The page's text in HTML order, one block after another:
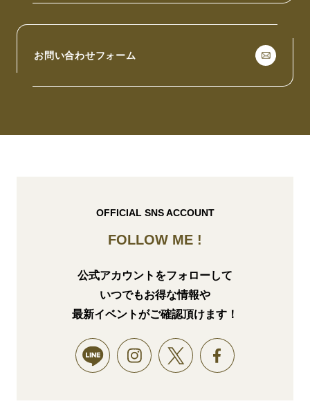
お問い合わせフォーム
OFFICIAL SNS ACCOUNT
FOLLOW ME !
公式アカウントをフォローして
いつでもお得な情報や
最新イベントがご確認頂けます！